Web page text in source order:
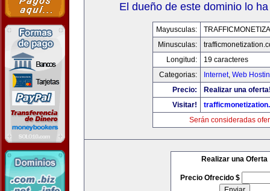
El dueño de este dominio lo
Mayusculas:
Minusculas:
Longitud:
19 caracteres
Categorias:
Internet, Web
Precio:
Realizar una
Visitar!
Serán consideradas
Realizar una Oferta
Precio Ofrecido $